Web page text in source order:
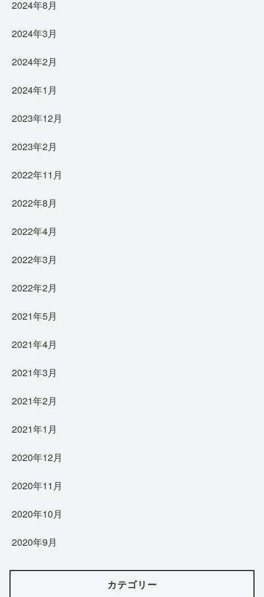
2024年8月
2024年3月
2024年2月
2024年1月
2023年12月
2023年2月
2022年11月
2022年8月
2022年4月
2022年3月
2022年2月
2021年5月
2021年4月
2021年3月
2021年2月
2021年1月
2020年12月
2020年11月
2020年10月
2020年9月
カテゴリー